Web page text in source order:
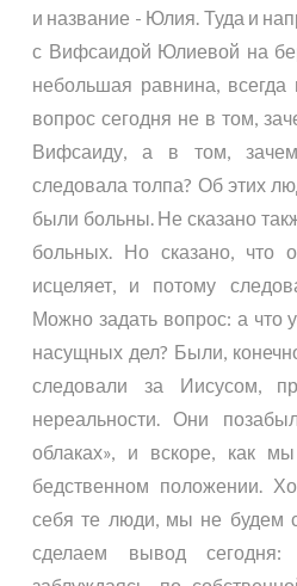
и название - Юлия. Туда и
с Вифсаидой Юлиевой на
небольшая равнина,
вопрос сегодня не в том,
Вифсаиду, а в том,
следовала толпа? Об этих
были больны. Не сказано
больных. Но сказано, что
исцеляет, и потому
Можно задать вопрос: а что
насущных дел? Были,
следовали за Иисусом,
нереальности. Они
облаках», и вскоре, как
бедственном положении.
себя те люди, мы не будем
сделаем вывод